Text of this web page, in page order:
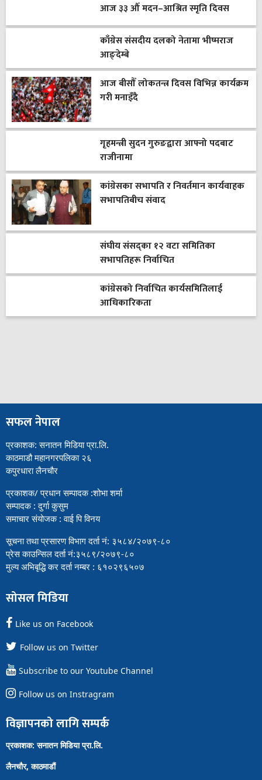
आज ३३ औँ मदन–आश्रित स्मृति दिवस
काँग्रेस संसदीय दलको नेतामा भीष्मराज
आङ्देम्बे
आज बीसौँ लोकतन्त्र दिवस विभिन्न कार्यक्रम
गरी मनाइँदै
गृहमन्त्री सुदन गुरुङद्वारा आफ्नो पदबाट
राजीनामा
कांग्रेसका सभापति र निवर्तमान कार्यवाहक
सभापतिबीच संवाद
संघीय संसद्का १२ वटा समितिका
सभापतिहरू निर्वाचित
कांग्रेसको निर्वाचित कार्यसमितिलाई
आधिकारिकता
सफल नेपाल
प्रकाशक: सनातन मिडिया प्रा.लि.
काठमाडौ महानगरपलिका २६
कपुरधारा लैनचौर
प्रकाशक/ प्रधान सम्पादक :शोभा शर्मा
सम्पादक : दुर्गा कुसुम
समाचार संयोजक : वाई पि विनय
सूचना तथा प्रसारण विभाग दर्ता नं: ३५८४/२०७९-८०
प्रेस काउन्सिल दर्ता नं:३५८९/२०७९-८०
मुल्य अभिबृद्धि कर दर्ता नम्बर : ६१०२९६५०७
सोसल मिडिया
Like us on Facebook
Follow us on Twitter
Subscribe to our Youtube Channel
Follow us on Instragram
विज्ञापनको लागि सम्पर्क
प्रकाशक: सनातन मिडिया प्रा.लि.
लैनचौर, काठमाडौं